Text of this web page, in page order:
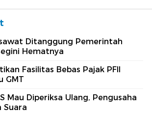
Ditanggung Pemerintah
Hematnya
Fasilitas Bebas Pajak PFII
GMT
Mau Diperiksa Ulang, Pengusaha
Suara